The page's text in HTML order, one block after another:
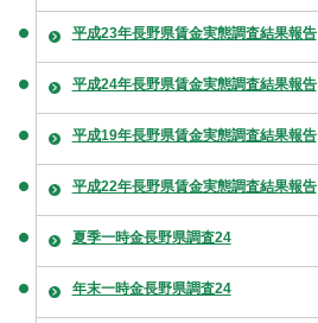
平成23年長野県賃金実態調査結果報告
平成24年長野県賃金実態調査結果報告
平成19年長野県賃金実態調査結果報告
平成22年長野県賃金実態調査結果報告
夏季一時金長野県調査24
年末一時金長野県調査24